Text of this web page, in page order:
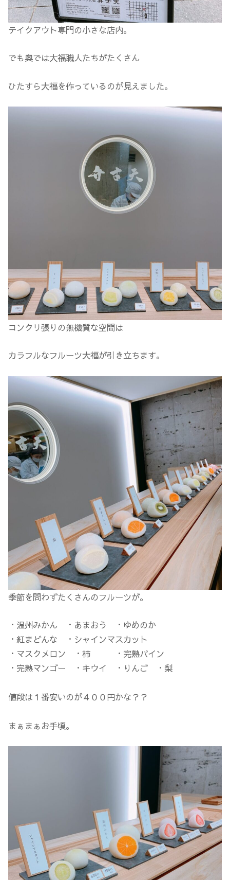
テイクアウト専門の小さな店内。
でも奥では大福職人たちがたくさん
ひたすら大福を作っているのが見えました。
コンクリ張りの無機質な空間は
カラフルなフルーツ大福が引き立ちます。
季節を問わずたくさんのフルーツが。
・温州みかん ・あまおう ・ゆめのか
・紅まどんな ・シャインマスカット
・マスクメロン ・柿 ・完熟パイン
・完熟マンゴー ・キウイ ・りんご ・梨
値段は１番安いのが４００円かな？？
まぁまぁお手頃。